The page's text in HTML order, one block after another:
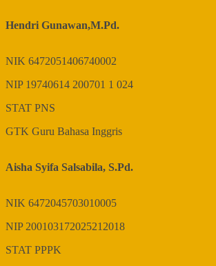
Hendri Gunawan,M.Pd.
NIK 6472051406740002
NIP 19740614 200701 1 024
STAT PNS
GTK Guru Bahasa Inggris
Aisha Syifa Salsabila, S.Pd.
NIK 6472045703010005
NIP 200103172025212018
STAT PPPK